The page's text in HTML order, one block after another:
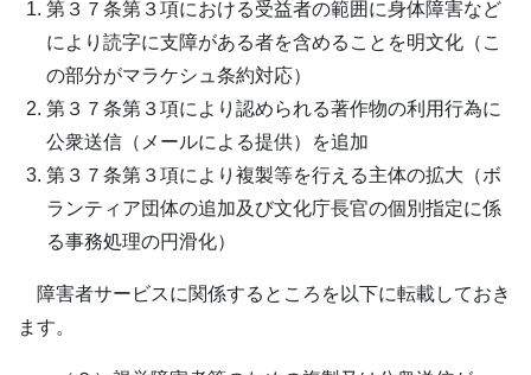
第３７条第３項における受益者の範囲に身体障害など
により読字に支障がある者を含めることを明文化（こ
の部分がマラケシュ条約対応）
第３７条第３項により認められる著作物の利用行為に
公衆送信（メールによる提供）を追加
第３７条第３項により複製等を行える主体の拡大（ボ
ランティア団体の追加及び文化庁長官の個別指定に係
る事務処理の円滑化）
障害者サービスに関係するところを以下に転載しておき
ます。